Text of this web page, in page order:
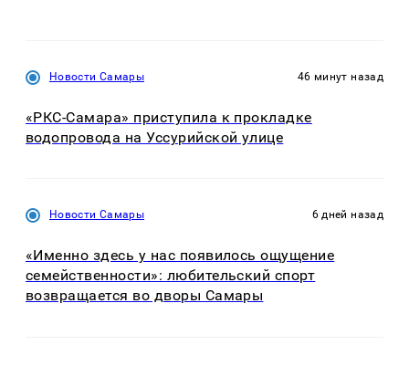
Новости Самары 46 минут назад
«РКС-Самара» приступила к прокладке
водопровода на Уссурийской улице
Новости Самары 6 дней назад
«Именно здесь у нас появилось ощущение
семейственности»: любительский спорт
возвращается во дворы Самары